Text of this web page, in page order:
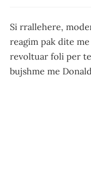
Si rrallehere,
reagim pak dite
revoltuar foli per
bujshme me